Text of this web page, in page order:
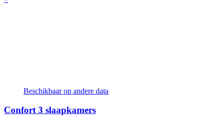
Beschikbaar op andere data
Confort 3 slaapkamers